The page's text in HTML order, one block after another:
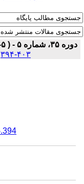
دوره ۳۵، شماره ۵ - ( ۵-۱۴۰۳ )
۴۰۳-۳۹۴
|